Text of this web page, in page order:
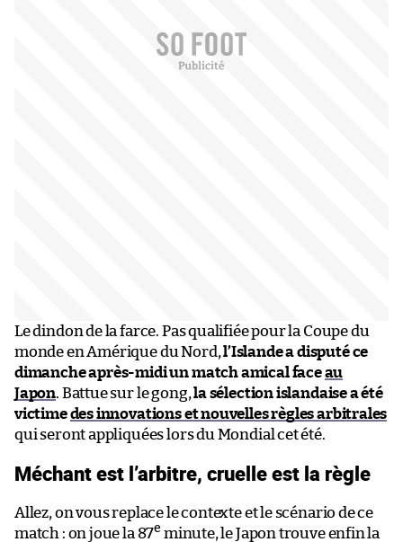
Le dindon de la farce. Pas qualifiée pour la Coupe du
monde en Amérique du Nord,l’Islande a disputé ce
dimanche après-midi un match amical faceau
Japon. Battue sur le gong,la sélection islandaise a été
victimedes innovations et nouvelles règles arbitrales
qui seront appliquées lors du Mondial cet été.
Méchant est l’arbitre, cruelle est la règle
Allez, on vous replace le contexte et le scénario de ce
match : on joue la 87e minute, le Japon trouve enfin la